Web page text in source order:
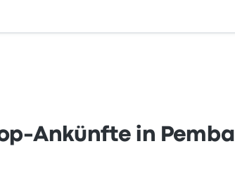
Ankünfte in Pemba